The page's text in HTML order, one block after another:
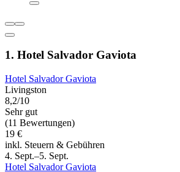
1. Hotel Salvador Gaviota
Hotel Salvador Gaviota
Livingston
8,2/10
Sehr gut
(11 Bewertungen)
19 €
inkl. Steuern & Gebühren
4. Sept.–5. Sept.
Hotel Salvador Gaviota